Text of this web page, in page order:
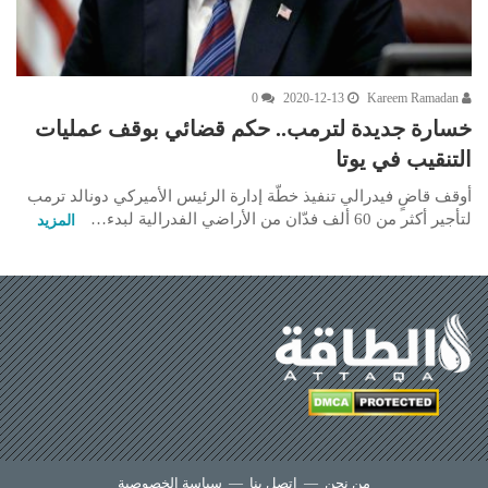
2020-12-13
0
خسارة جديدة لترمب.. حكم قضائي بوقف عمليات
التنقيب في يوتا
أوقف قاضٍ فيدرالي تنفيذ خطّة إدارة الرئيس الأميركي دونالد ترمب
لتأجير أكثر من 60 ألف فدّان من الأراضي الفدرالية لبدء…
المزيد
من نحن — اتصل بنا — سياسة الخصوصية